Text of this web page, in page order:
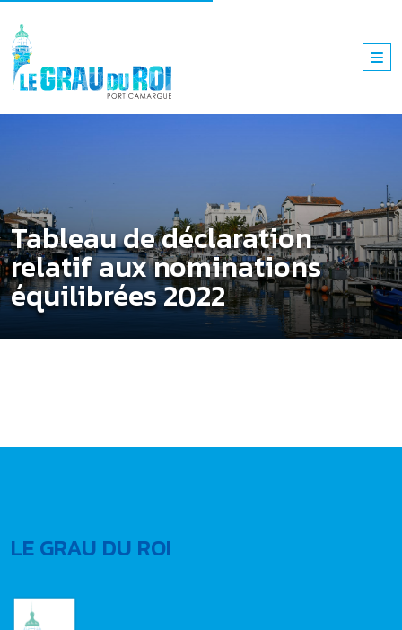
Tableau de déclaration
relatif aux nominations
équilibrées 2022
LE GRAU DU ROI